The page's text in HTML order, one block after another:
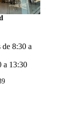
de 8:30 a
a 13:30